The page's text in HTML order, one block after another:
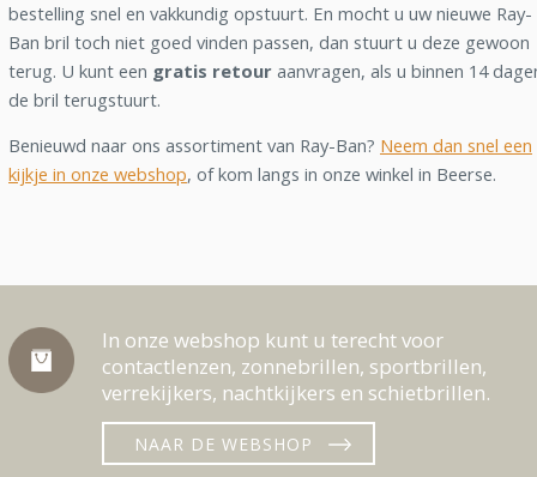
bestelling snel en vakkundig opstuurt. En mocht u uw nieuwe Ray-
Ban bril toch niet goed vinden passen, dan stuurt u deze gewoon
terug. U kunt een gratis retour aanvragen, als u binnen 14
de bril terugstuurt.
Benieuwd naar ons assortiment van Ray-Ban? Neem dan snel een
kijkje in onze webshop, of kom langs in onze winkel in Beerse.
In onze webshop kunt u terecht voor
contactlenzen, zonnebrillen, sportbrillen,
verrekijkers, nachtkijkers en schietbrillen.
NAAR DE WEBSHOP